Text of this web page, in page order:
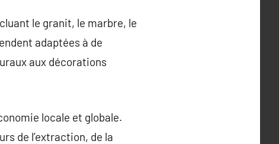
le granit, le marbre, le
adaptées à de
aux décorations
locale et globale.
de l’extraction, de la